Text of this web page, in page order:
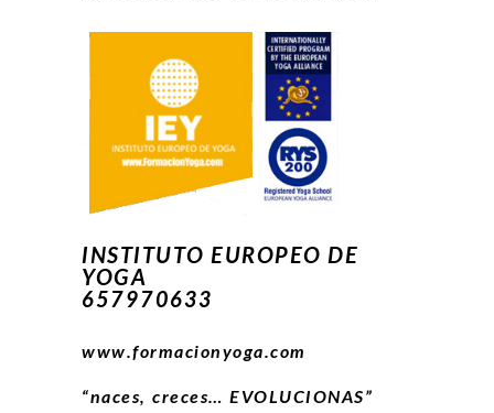
INSTITUTO EUROPEO DE
YOGA
657970633
www.formacionyoga.com
“naces, creces… EVOLUCIONAS”